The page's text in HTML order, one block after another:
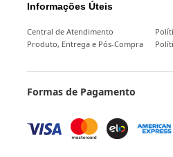
Informações Úteis
Central de Atendimento
Produto, Entrega e Pós-Compra
Formas de Pagamento